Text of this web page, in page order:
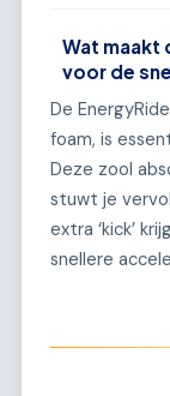
Wat maakt
voor de
De
foam, is
Deze zool
stuwt je
extra ‘kick’
snellere